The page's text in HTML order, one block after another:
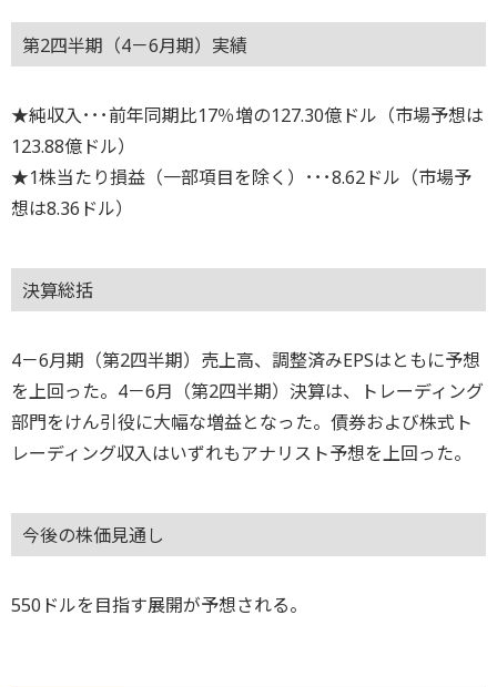
第2四半期（4－6月期）実績
★純収入･･･前年同期比17％増の127.30億ドル（市場予想は
123.88億ドル）
★1株当たり損益（一部項目を除く）･･･8.62ドル（市場予
想は8.36ドル）
決算総括
4－6月期（第2四半期）売上高、調整済みEPSはともに予想
を上回った。4－6月（第2四半期）決算は、トレーディング
部門をけん引役に大幅な増益となった。債券および株式ト
レーディング収入はいずれもアナリスト予想を上回った。
今後の株価見通し
550ドルを目指す展開が予想される。